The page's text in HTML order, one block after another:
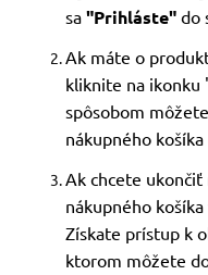
sa "Prihláste" do
Ak máte o
kliknite na ikonku
spôsobom
nákupného
Ak chcete
nákupného
Získate prístup k
ktorom môžete